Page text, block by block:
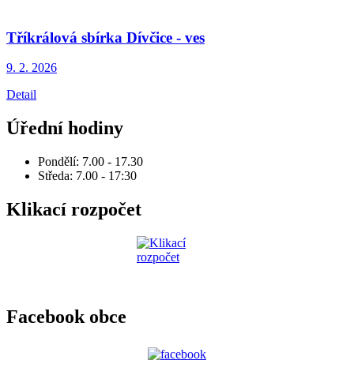
Tříkrálová sbírka Dívčice - ves
9. 2. 2026
Detail
Úřední hodiny
Pondělí: 7.00 - 17.30
Středa: 7.00 - 17:30
Klikací rozpočet
Facebook obce